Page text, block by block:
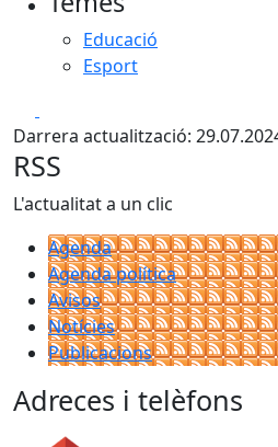
Educació
Esport
Darrera actualització:
RSS
L'actualitat a un clic
Agenda
Agenda política
Avisos
Notícies
Publicacions
Adreces i telèfons